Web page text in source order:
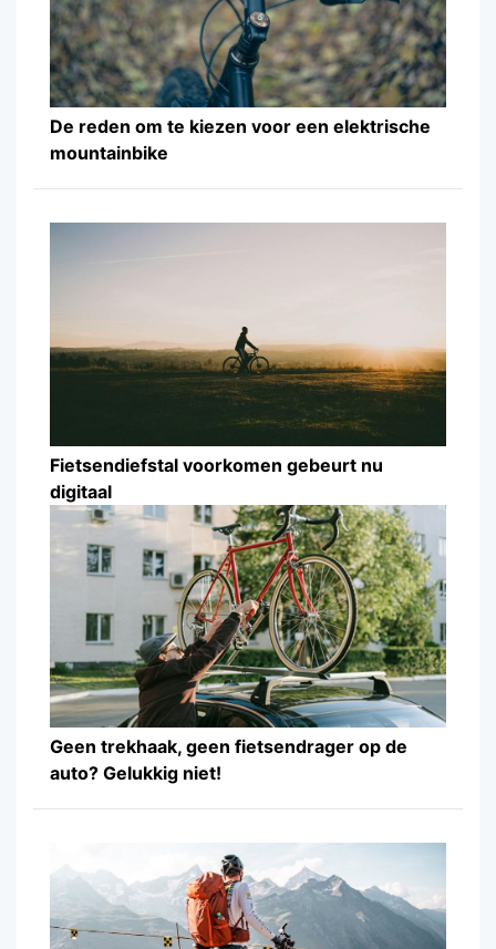
De reden om te kiezen voor een elektrische
mountainbike
Fietsendiefstal voorkomen gebeurt nu
digitaal
Geen trekhaak, geen fietsendrager op de
auto? Gelukkig niet!